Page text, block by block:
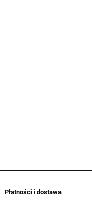
Płatności i dostawa